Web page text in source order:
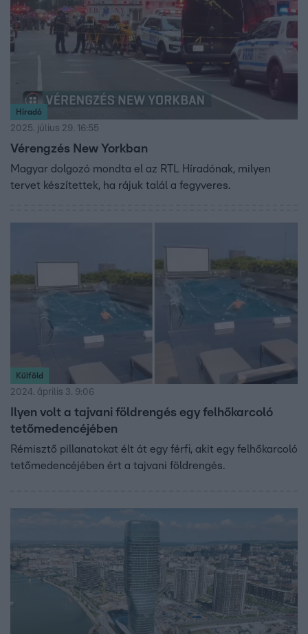
Híradó
2025. július 29. 16:55
Vérengzés New Yorkban
Magyar dolgozó mondta el az RTL Híradónak, milyen
tervet készítettek, ha rájuk talál a fegyveres.
Külföld
2024. április 3. 9:06
Ilyen volt a tajvani földrengés egy felhőkarcoló
tetőmedencéjében
Rémisztő pillanatokat élt át egy férfi, akit egy felhőkarcoló
tetőmedencéjében ért a tajvani földrengés.